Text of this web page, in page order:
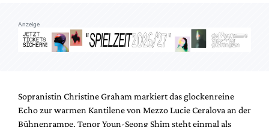
Anzeige
Sopranistin Christine Graham markiert das glockenreine
Echo zur warmen Kantilene von Mezzo Lucie Ceralova an der
Bühnenrampe. Tenor Youn-Seong Shim steht einmal als